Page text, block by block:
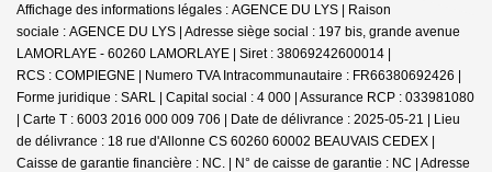
Affichage des informations légales : AGENCE DU LYS | Raison
sociale : AGENCE DU LYS | Adresse siège social : 197 bis, grande avenue
LAMORLAYE - 60260 LAMORLAYE | Siret : 38069242600014 |
RCS : COMPIEGNE | Numero TVA Intracommunautaire : FR66380692426 |
Forme juridique : SARL | Capital social : 4 000 | Assurance RCP : 033981080
| Carte T : 6003 2016 000 009 706 | Date de délivrance : 2025-05-21 | Lieu
de délivrance : 18 rue d'Allonne CS 60260 60002 BEAUVAIS CEDEX |
Caisse de garantie financière : NC. | N° de caisse de garantie : NC | Adresse